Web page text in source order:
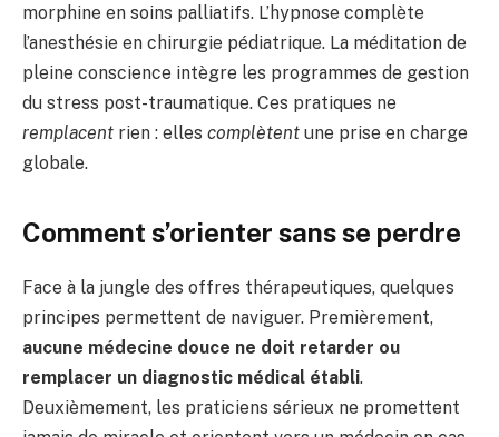
morphine en soins palliatifs. L’hypnose complète
l’anesthésie en chirurgie pédiatrique. La méditation de
pleine conscience intègre les programmes de gestion
du stress post-traumatique. Ces pratiques ne
remplacent rien : elles complètent une prise en charge
globale.
Comment s’orienter sans se perdre
Face à la jungle des offres thérapeutiques, quelques
principes permettent de naviguer. Premièrement,
aucune médecine douce ne doit retarder ou
remplacer un diagnostic médical établi.
Deuxièmement, les praticiens sérieux ne promettent